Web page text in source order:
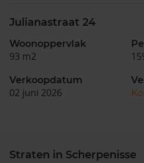
Julianastraat 24
Woonoppervlak
93 m2
Verkoopdatum
02 juni 2026
Straten in Scherpenisse